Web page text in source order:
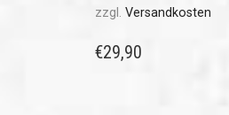
zzgl. Versandkosten
€29,90